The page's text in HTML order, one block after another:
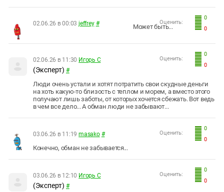
0
0
Оценить:
02.06.26 в 00:03 jeffrey # Может быть...
0
0
Оценить:
02.06.26 в 11:30 Игорь С
(Эксперт) #
Люди очень устали и хотят потратить свои скудные деньги
на хоть какую-то близость с теплом и морем, а вместо этого
получают лишь заботы, от которых хочется сбежать. Вот ведь
в чем все дело... А обман люди не забывают...
0
0
Оценить:
03.06.26 в 11:19 masako #
Конечно, обман не забывается...
0
0
Оценить:
03.06.26 в 12:10 Игорь С
(Эксперт) #